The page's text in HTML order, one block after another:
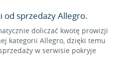
od sprzedaży Allegro.
doliczać kwotę prowizji
kategorii Allegro, dzięki temu
w serwisie pokryje